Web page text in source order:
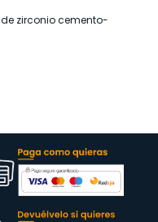
zirconio cemento-